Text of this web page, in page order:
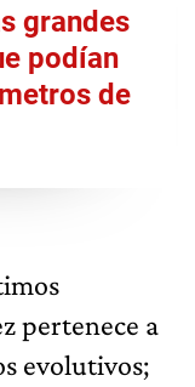
grandes
podían
de
pertenece a
evolutivos;